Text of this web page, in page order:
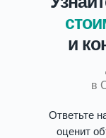
в
Ответьте
оценит
и